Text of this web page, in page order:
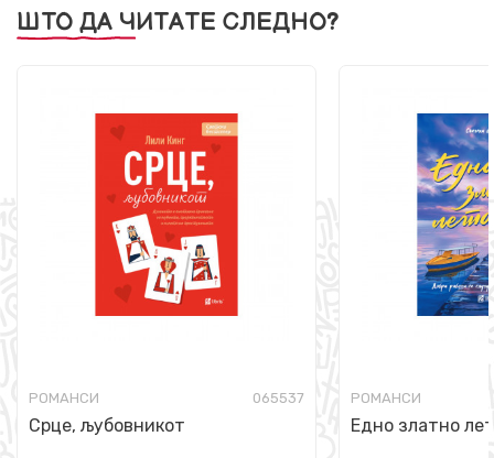
ШТО ДА ЧИТАТЕ СЛЕДНО?
РОМАНСИ 065537
Срце, љубовникот
РОМАНСИ
Едно златно